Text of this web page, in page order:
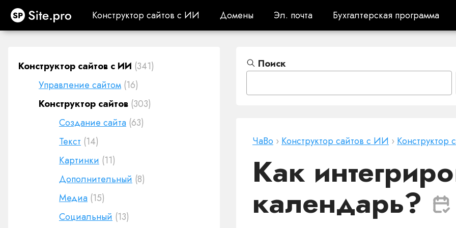
Site.pro Конструктор сайтов с ИИ
Конструктор сайтов с ИИ Домены
Домены Эл. почта
Эл. почта Бухгалтерская программа
Бухгалтерская программа
Конструктор сайтов с ИИ (341)
Управление сайтом (16)
Конструктор сайтов (303)
Создание сайта (63)
Текст (14)
Картинки (11)
Дополнительный (8)
Медиа (15)
Социальный (13)
Поиск
ЧаВо › Конструктор сайтов с ИИ › Конструктор
Как
календарь?